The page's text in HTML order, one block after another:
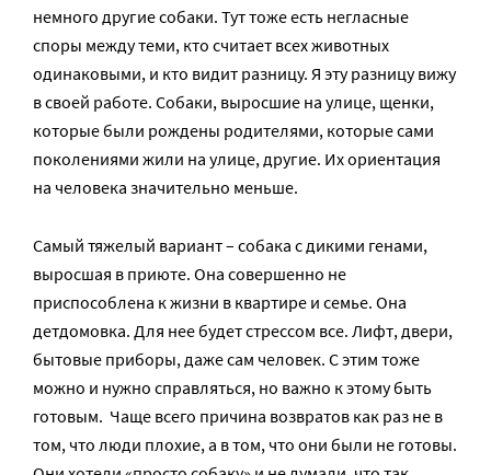
немного другие собаки. Тут тоже есть негласные
споры между теми, кто считает всех животных
одинаковыми, и кто видит разницу. Я эту разницу вижу
в своей работе. Собаки, выросшие на улице, щенки,
которые были рождены родителями, которые сами
поколениями жили на улице, другие. Их ориентация
на человека значительно меньше.
Самый тяжелый вариант – собака с дикими генами,
выросшая в приюте. Она совершенно не
приспособлена к жизни в квартире и семье. Она
детдомовка. Для нее будет стрессом все. Лифт, двери,
бытовые приборы, даже сам человек. С этим тоже
можно и нужно справляться, но важно к этому быть
готовым. Чаще всего причина возвратов как раз не в
том, что люди плохие, а в том, что они были не готовы.